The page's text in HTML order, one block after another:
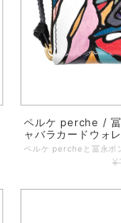
ペルケ perche / 冨
ャバラカードウォ